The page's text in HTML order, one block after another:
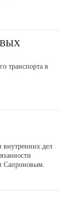
транспорта в
внутренних дел
Сапроновым.